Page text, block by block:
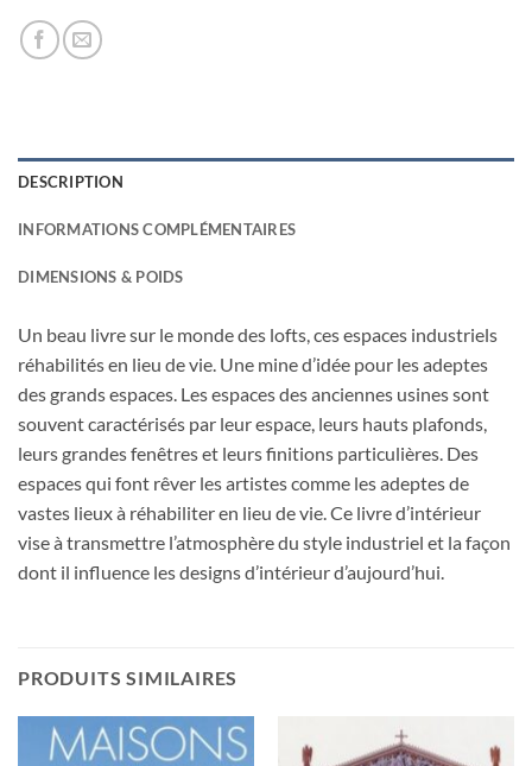
DESCRIPTION
INFORMATIONS COMPLÉMENTAIRES
DIMENSIONS & POIDS
Un beau livre sur le monde des lofts, ces espaces industriels
réhabilités en lieu de vie. Une mine d’idée pour les adeptes
des grands espaces. Les espaces des anciennes usines sont
souvent caractérisés par leur espace, leurs hauts plafonds,
leurs grandes fenêtres et leurs finitions particulières. Des
espaces qui font rêver les artistes comme les adeptes de
vastes lieux à réhabiliter en lieu de vie. Ce livre d’intérieur
vise à transmettre l’atmosphère du style industriel et la façon
dont il influence les designs d’intérieur d’aujourd’hui.
PRODUITS SIMILAIRES